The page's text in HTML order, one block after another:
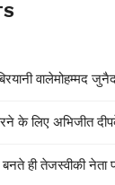
वालेमोहम्मद
के लिए अभिजीत
ही तेजस्वीकी नेता